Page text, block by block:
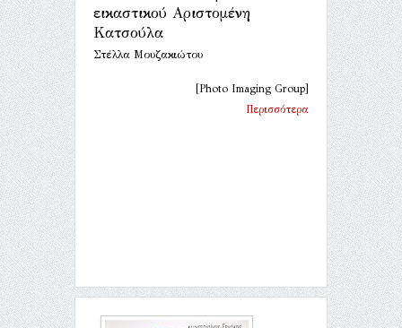
εικαστικού Αριστομένη
Κατσούλα
Στέλλα Μουζακιώτου
[Photo Imaging Group]
Περισσότερα